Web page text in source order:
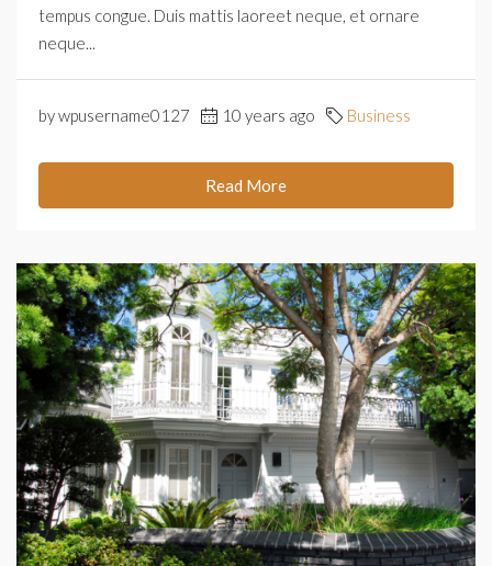
tempus congue. Duis mattis laoreet neque, et ornare
neque...
by wpusername0127 10 years ago Business
Read More